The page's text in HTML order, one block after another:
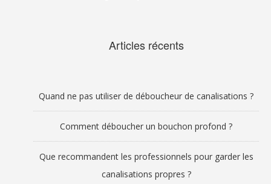
Articles récents
Quand ne pas utiliser de déboucheur de canalisations ?
Comment déboucher un bouchon profond ?
Que recommandent les professionnels pour garder les
canalisations propres ?